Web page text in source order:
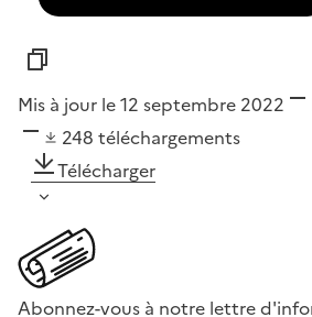
Mis à jour le 12 septembre 2022
248 téléchargements
Télécharger
Abonnez-vous à notre lettre